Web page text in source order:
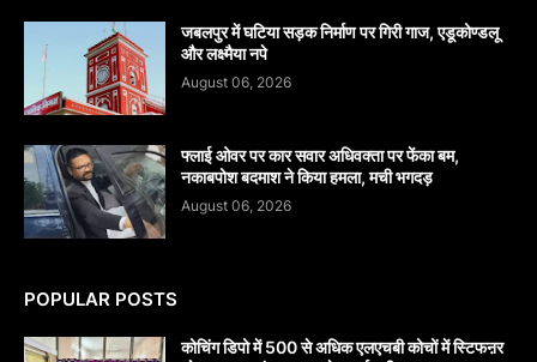
जबलपुर में घटिया सड़क निर्माण पर गिरी गाज, एडूकोण्डलू
और लक्ष्मैया नपे
August 06, 2026
फ्लाई ओवर पर कार सवार अधिवक्ता पर फेंका बम,
नकाबपोश बदमाश ने किया हमला, मची भगदड़
August 06, 2026
POPULAR POSTS
कोचिंग डिपो में 500 से अधिक एलएचबी कोचों में स्टिफऩर